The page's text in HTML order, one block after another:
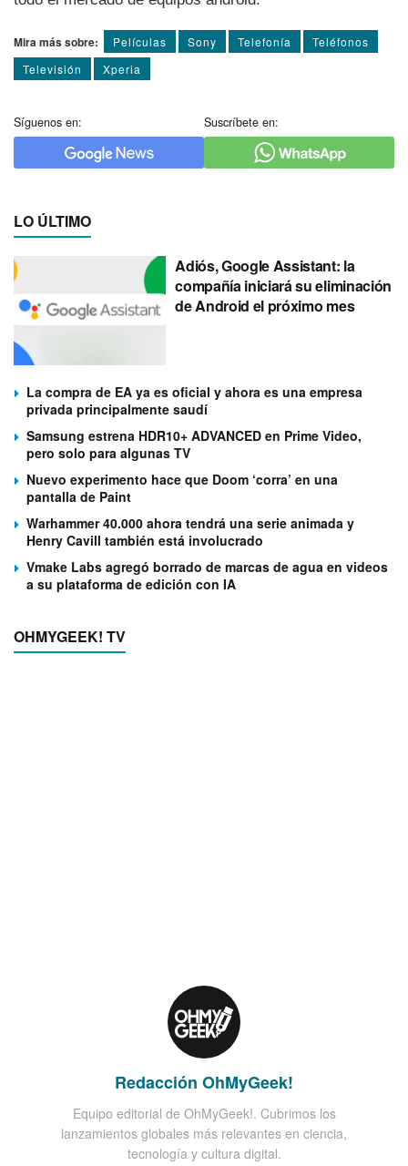
Mira más sobre: Pelí­culas Sony Telefoní­a
Teléfonos
Televisión
Xperia
Síguenos en: Suscríbete en:
LO ÚLTIMO
Adiós, Google Assistant: la
compañía iniciará su eliminación
de Android el próximo mes
La compra de EA ya es oficial y ahora es una empresa
privada principalmente saudí
Samsung estrena HDR10+ ADVANCED en Prime Video,
pero solo para algunas TV
Nuevo experimento hace que Doom ‘corra’ en una
pantalla de Paint
Warhammer 40.000 ahora tendrá una serie animada y
Henry Cavill también está involucrado
Vmake Labs agregó borrado de marcas de agua en videos
a su plataforma de edición con IA
OHMYGEEK! TV
Redacción OhMyGeek!
Equipo editorial de OhMyGeek!. Cubrimos los
lanzamientos globales más relevantes en ciencia,
tecnología y cultura digital.